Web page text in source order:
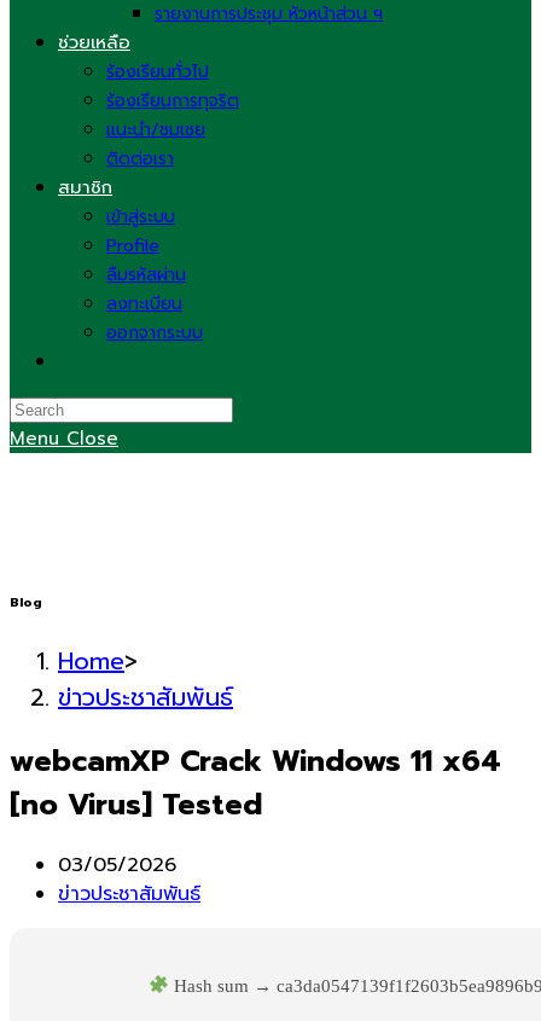
รายงานการประชุม หัวหน้าส่วน ฯ
ช่วยเหลือ
ร้องเรียนทั่วไป
ร้องเรียนการทุจริต
แนะนำ/ชมเชย
ติดต่อเรา
สมาชิก
เข้าสู่ระบบ
Profile
ลืมรหัสผ่าน
ลงทะเบียน
ออกจากระบบ
search
Menu Close
Blog
Home>
ข่าวประชาสัมพันธ์
webcamXP Crack Windows 11 x64
[no Virus] Tested
Post
published:
03/05/2026
Post
ข่าวประชาสัมพันธ์
Hash sum →